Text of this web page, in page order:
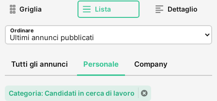
Griglia Lista Dettaglio
Ordinare
Tutti gli annunci Personale Company
Categoria: Candidati in cerca di lavoro